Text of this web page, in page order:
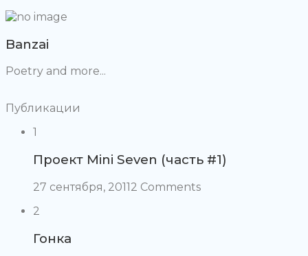
Banzai
Poetry and more...
Публикации
1
Проект Mini Seven (часть #1)
27 сентября, 20112 Comments
2
Гонка